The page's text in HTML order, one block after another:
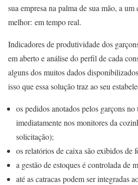
sua empresa na palma de sua mão, a
melhor: em tempo real.
Indicadores de produtividade dos
em aberto e análise do perfil de cada
alguns dos muitos dados
isso que essa solução traz ao seu
os pedidos anotados pelos garçons no
imediatamente nos monitores da
solicitação);
os relatórios de caixa são exibidos de
a gestão de estoques é controlada de
até as catracas podem ser integradas